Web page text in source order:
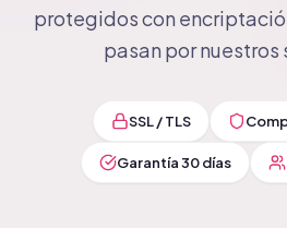
protegidos con
pasan por nuestros
SSL / TLS
Garantía 30 días